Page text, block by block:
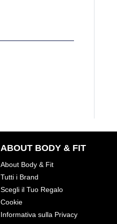
ABOUT BODY & FIT
About Body & Fit
Tutti i Brand
Scegli il Tuo Regalo
Cookie
Informativa sulla Privacy